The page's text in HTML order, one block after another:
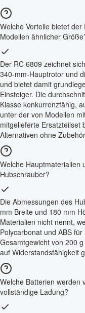
Welche Vorteile bietet
Modellen ähnlicher
Der RC 6809 zeichnet
340-mm-Hauptrotor und
und bietet damit
Einsteiger. Die
Klasse konkurrenzfähig,
unter der von Modellen
mitgelieferte Ersatzteilset
Alternativen ohne
Welche Hauptmaterialien
Hubschrauber?
Die Abmessungen des
mm Breite und 180 mm
Materialien nicht nennt,
Polycarbonat und ABS
Gesamtgewicht von 200
auf Widerstandsfähigkeit
Welche Batterien werden
vollständige Ladung?